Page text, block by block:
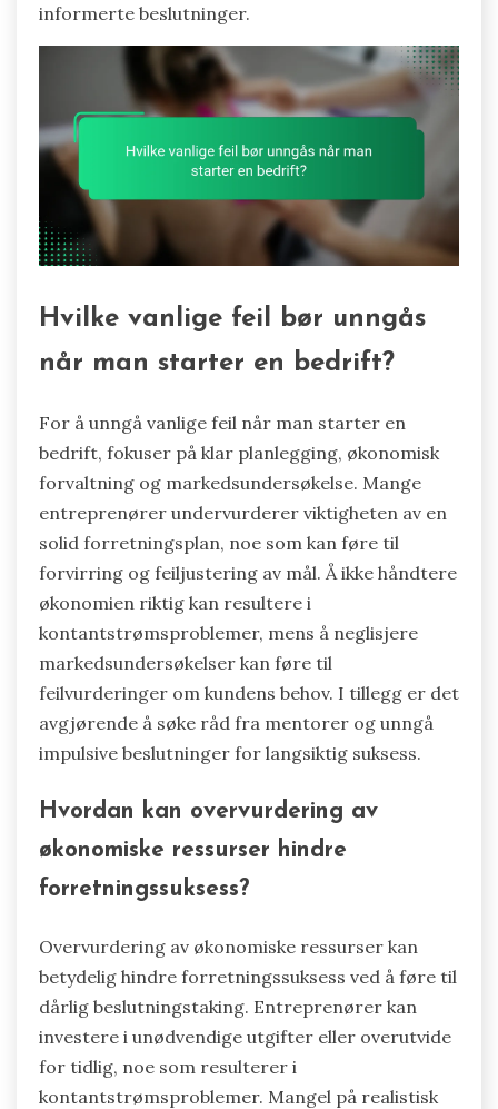
informerte beslutninger.
Hvilke vanlige feil bør unngås
når man starter en bedrift?
For å unngå vanlige feil når man starter en
bedrift, fokuser på klar planlegging, økonomisk
forvaltning og markedsundersøkelse. Mange
entreprenører undervurderer viktigheten av en
solid forretningsplan, noe som kan føre til
forvirring og feiljustering av mål. Å ikke håndtere
økonomien riktig kan resultere i
kontantstrømsproblemer, mens å neglisjere
markedsundersøkelser kan føre til
feilvurderinger om kundens behov. I tillegg er det
avgjørende å søke råd fra mentorer og unngå
impulsive beslutninger for langsiktig suksess.
Hvordan kan overvurdering av
økonomiske ressurser hindre
forretningssuksess?
Overvurdering av økonomiske ressurser kan
betydelig hindre forretningssuksess ved å føre til
dårlig beslutningstaking. Entreprenører kan
investere i unødvendige utgifter eller overutvide
for tidlig, noe som resulterer i
kontantstrømsproblemer. Mangel på realistisk